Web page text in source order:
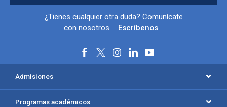
Información y redes sociales
¿Tienes cualquier otra duda? Comunícate
con nosotros.
Escríbenos
Menú principal del footer
Admisiones
Programas académicos